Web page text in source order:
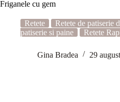
Friganele cu gem
Retete Retete de patiserie
patiserie si paine
Retete
Gina Bradea 29